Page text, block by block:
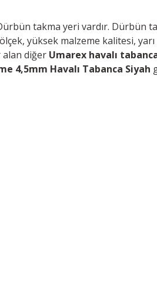
takma yeri vardır. Dürbün
yüksek malzeme kalitesi,
alan diğer Umarex havalı
4,5mm Havalı Tabanca Siyah